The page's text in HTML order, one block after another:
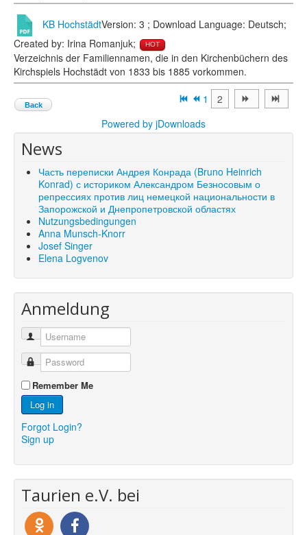
KB HochstädtVersion: 3 ; Download Language: Deutsch;
Created by: Irina Romanjuk;
HOT
Verzeichnis der Familiennamen, die in den Kirchenbüchern des
Kirchspiels Hochstädt von 1833 bis 1885 vorkommen.
1
2
Back
Powered by jDownloads
News
Часть переписки Андрея Конрада (Bruno Heinrich
Konrad) с историком Александром Безносовым о
репрессиях против лиц немецкой национальности в
Запорожской и Днепропетровской областях
Nutzungsbedingungen
Anna Munsch-Knorr
Josef Singer
Elena Logvenov
Anmeldung
Remember Me
Log in
Forgot Login?
Sign up
Taurien e.V. bei